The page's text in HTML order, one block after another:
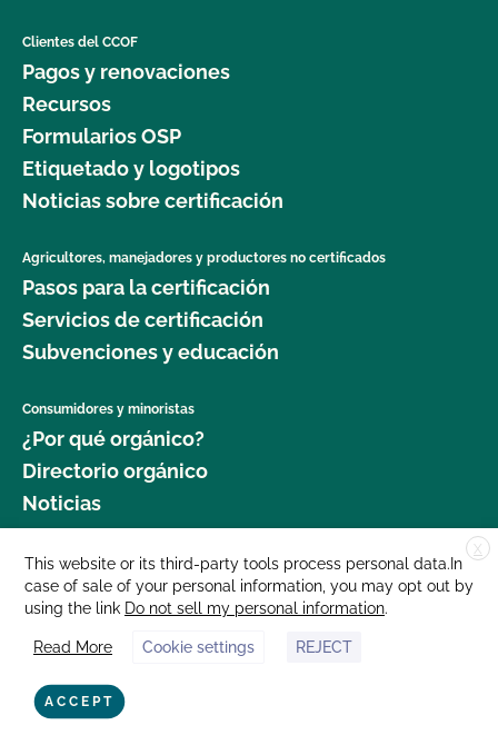
Clientes del CCOF
Pagos y renovaciones
Recursos
Formularios OSP
Etiquetado y logotipos
Noticias sobre certificación
Agricultores, manejadores y productores no certificados
Pasos para la certificación
Servicios de certificación
Subvenciones y educación
Consumidores y minoristas
¿Por qué orgánico?
Directorio orgánico
Noticias
Donar
Carreras profesionales
Sala de prensa
Contáctenos
877 Cedar Street, Suite 248, Santa Cruz, CA 95060 © 2025 CCOF.org
X
This website or its third-party tools process personal data.In
case of sale of your personal information, you may opt out by
using the link Do not sell my personal information.
Read More Cookie settings REJECT
ACCEPT